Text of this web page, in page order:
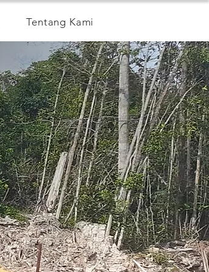
Tentang Kami